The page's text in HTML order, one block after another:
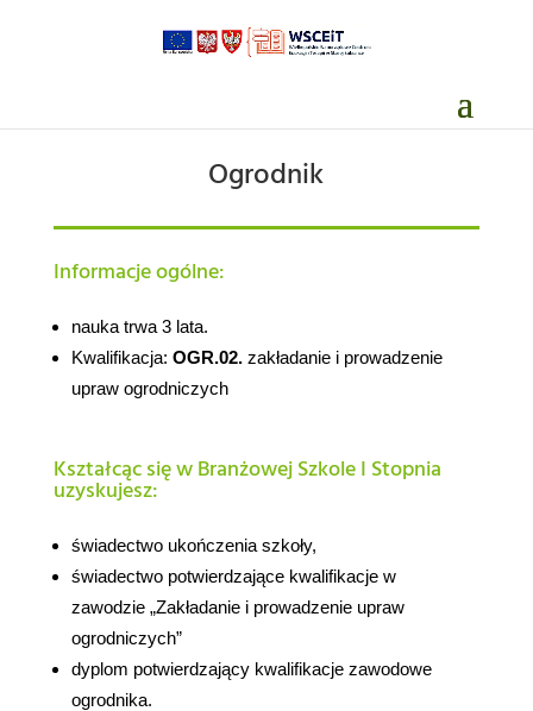
Ogrodnik
Informacje ogólne:
nauka trwa 3 lata.
Kwalifikacja: OGR.02. zakładanie i prowadzenie
upraw ogrodniczych
Kształcąc się w Branżowej Szkole I Stopnia
uzyskujesz:
świadectwo ukończenia szkoły,
świadectwo potwierdzające kwalifikacje w
zawodzie „Zakładanie i prowadzenie upraw
ogrodniczych”
dyplom potwierdzający kwalifikacje zawodowe
ogrodnika.